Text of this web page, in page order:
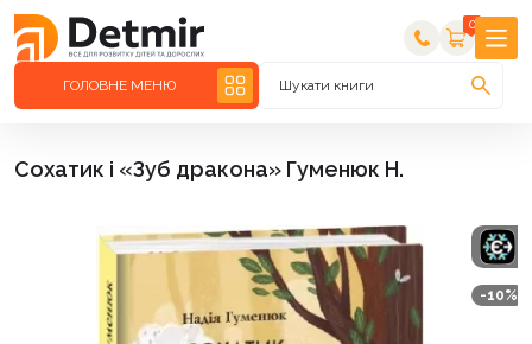
0
ГОЛОВНЕ МЕНЮ Шукати книги
Сохатик і «Зуб дракона» Гуменюк Н.
-10%